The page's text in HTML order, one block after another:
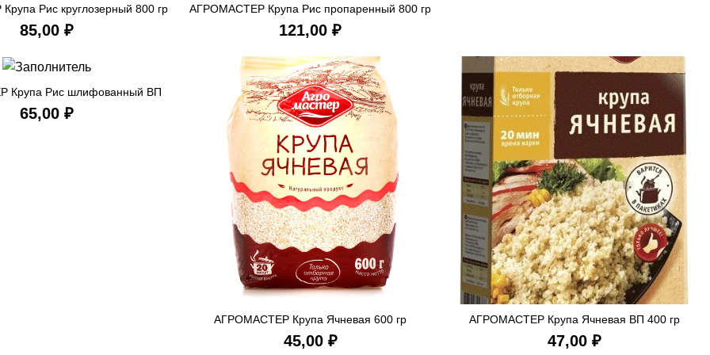
В КОРЗИНУ
Рис круглозерный 800 гр
₽
В КОРЗИНУ
АГРОМАСТЕР Крупа Рис пропаренный 800 гр
₽
В КОРЗИНУ
Крупа Рис шлифованный ВП
400 гр ₽
В КОРЗИНУ
АГРОМАСТЕР Крупа Ячневая 600 гр
₽
В КОРЗИНУ
АГРОМАСТЕР Крупа Ячневая ВП 400 гр
₽